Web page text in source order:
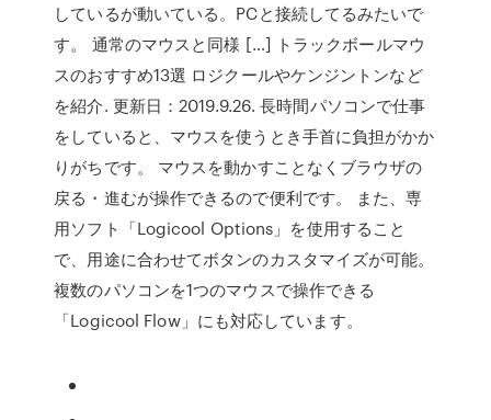
しているが動いている。PCと接続してるみたいで
す。 通常のマウスと同様 […] トラックボールマウ
スのおすすめ13選 ロジクールやケンジントンなど
を紹介. 更新日：2019.9.26. 長時間パソコンで仕事
をしていると、マウスを使うとき手首に負担がかか
りがちです。 マウスを動かすことなくブラウザの
戻る・進むが操作できるので便利です。 また、専
用ソフト「Logicool Options」を使用すること
で、用途に合わせてボタンのカスタマイズが可能。
複数のパソコンを1つのマウスで操作できる
「Logicool Flow」にも対応しています。